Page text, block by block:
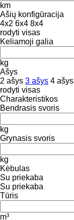
km
Ašių konfigūracija
4x2 6x4 8x4
rodyti visas
Keliamoji galia
kg
Ašys
2 ašys 3 ašys 4 ašys
rodyti visas
Charakteristikos
Bendrasis svoris
kg
Grynasis svoris
kg
Kėbulas
Su priekaba
Su priekaba
Tūris
m³